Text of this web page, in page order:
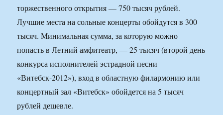
торжественного открытия — 750 тысяч рублей.
Лучшие места на сольные концерты обойдутся в 300
тысяч. Минимальная сумма, за которую можно
попасть в Летний амфитеатр, — 25 тысяч (второй день
конкурса исполнителей эстрадной песни
«Витебск-2012»), вход в областную филармонию или
концертный зал «Витебск» обойдется на 5 тысяч
рублей дешевле.